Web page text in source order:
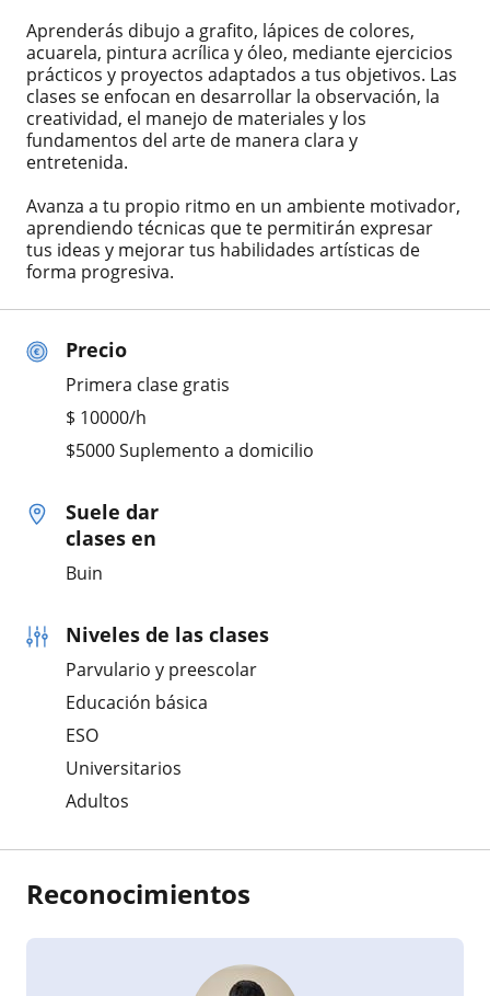
Precio
Primera clase gratis
$ 10000/h
$5000 Suplemento a domicilio
Suele dar
clases en
Buin
Niveles de las clases
Parvulario y preescolar
Educación básica
ESO
Universitarios
Adultos
Aprenderás dibujo a grafito, lápices de colores,
acuarela, pintura acrílica y óleo, mediante ejercicios
prácticos y proyectos adaptados a tus objetivos. Las
clases se enfocan en desarrollar la observación, la
creatividad, el manejo de materiales y los
fundamentos del arte de manera clara y
entretenida.
Avanza a tu propio ritmo en un ambiente motivador,
aprendiendo técnicas que te permitirán expresar
tus ideas y mejorar tus habilidades artísticas de
forma progresiva.
Reconocimientos